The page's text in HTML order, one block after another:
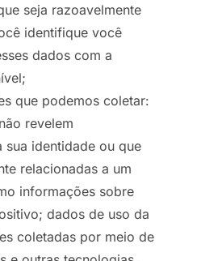
seja razoavelmente
identifique você
dados com a
que podemos coletar:
revelem
sua identidade ou que
relacionadas a um
informações sobre
dados de uso da
coletadas por meio de